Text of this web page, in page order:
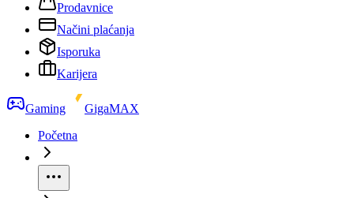
Prodavnice
Načini plaćanja
Isporuka
Karijera
Gaming
GigaMAX
Početna